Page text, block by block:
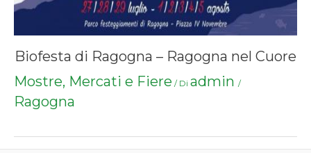
Biofesta di Ragogna – Ragogna nel Cuore
Mostre, Mercati e Fiere / Di admin /
Ragogna